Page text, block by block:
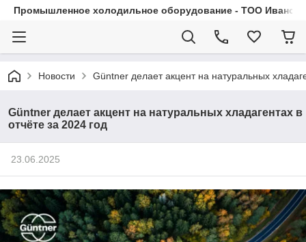
Промышленное холодильное оборудование - ТОО
Новости Güntner делает акцент на натуральных
Güntner делает акцент на натуральных хладагентах в
отчёте за 2024 год
23.06.2025